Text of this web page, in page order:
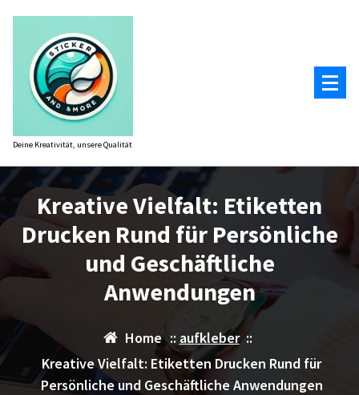
springen
Deine Kreativität, unsere Qualität
Kreative Vielfalt: Etiketten
Drucken Rund für Persönliche
und Geschäftliche
Anwendungen
Home :: aufkleber::
Kreative Vielfalt: Etiketten Drucken Rund für
Persönliche und Geschäftliche Anwendungen